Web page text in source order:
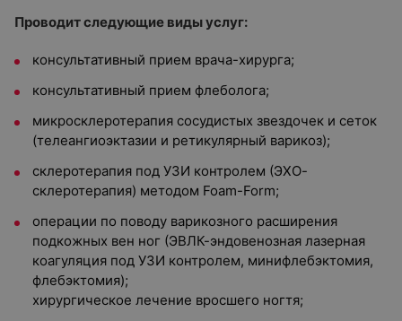
Проводит следующие виды услуг:
консультативный прием врача-хирурга;
консультативный прием флеболога;
микросклеротерапия сосудистых звездочек и сеток
(телеангиоэктазии и ретикулярный варикоз);
склеротерапия под УЗИ контролем (ЭХО-
склеротерапия) методом Foam-Form;
операции по поводу варикозного расширения
подкожных вен ног (ЭВЛК-эндовенозная лазерная
коагуляция под УЗИ контролем, минифлебэктомия,
флебэктомия);
хирургическое лечение вросшего ногтя;